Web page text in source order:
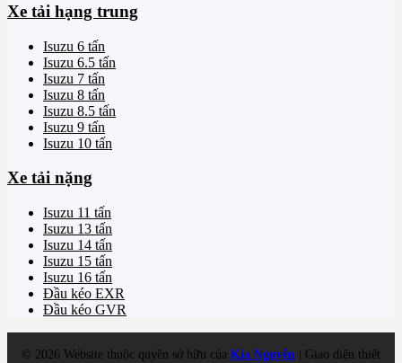
Xe tải hạng trung
Isuzu 6 tấn
Isuzu 6.5 tấn
Isuzu 7 tấn
Isuzu 8 tấn
Isuzu 8.5 tấn
Isuzu 9 tấn
Isuzu 10 tấn
Xe tải nặng
Isuzu 11 tấn
Isuzu 13 tấn
Isuzu 14 tấn
Isuzu 15 tấn
Isuzu 16 tấn
Đầu kéo EXR
Đầu kéo GVR
© 2026 Website thuộc quyền sở hữu của Kia Nguyễn | Giao diện thiết